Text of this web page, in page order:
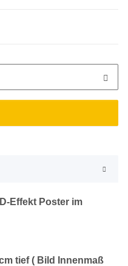
Effekt Poster im
tief ( Bild Innenmaß